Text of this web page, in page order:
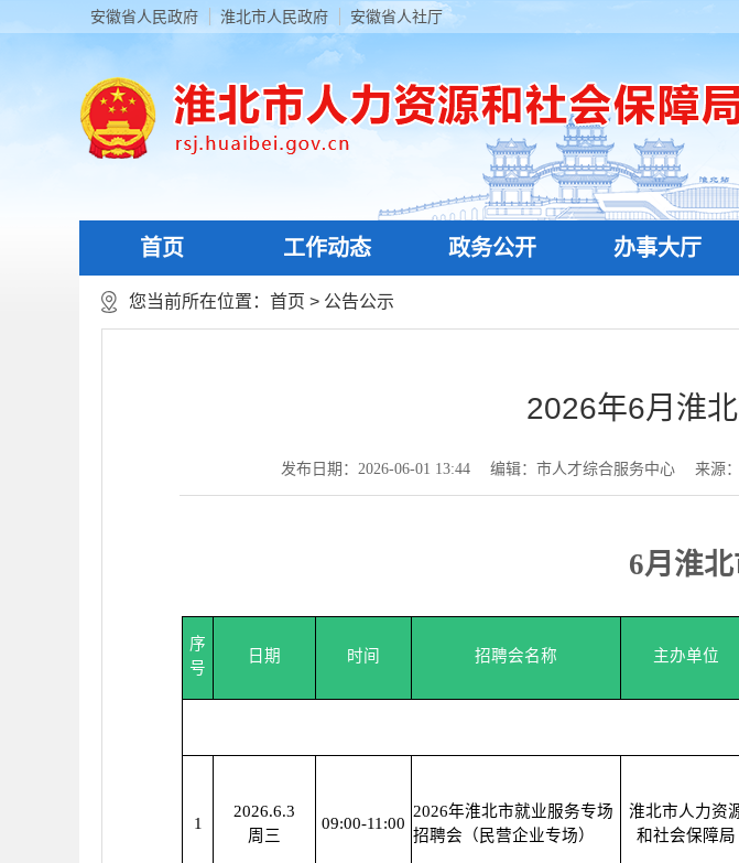
安徽省人民政府 淮北市人民政府 安徽省人社厅
首页 工作动态 政务公开 办事大厅
您当前所在位置： 首页 > 公告公示
2026年6月淮
发布日期：2026-06-01 13:44 编辑：市人才综合服务中心 来源
6月淮
序
号
日期 时间 招聘会名称 主办单位
1
2026.6.3
周三
09:00-11:00
2026年淮北市就业服务专场
招聘会（民营企业专场）
淮北市人力资
和社会保障局